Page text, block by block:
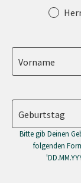
Anrede
Vorname
Geburtstag
Bitte gib Deinen
folgenden